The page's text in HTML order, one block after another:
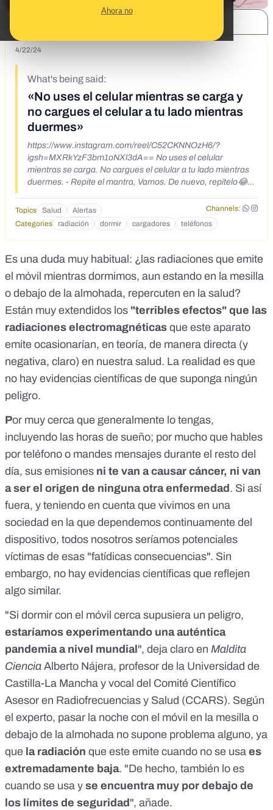
Ahora no
4/22/24
What's being said:
«No uses el celular mientras se carga y
no cargues el celular a tu lado mientras
duermes»
https://www.instagram.com/reel/C52CKNNOzH6/?
igsh=MXRkYzF3bm1oNXl3dA== No uses el celular
mientras se carga. No cargues el celular a tu lado mientras
duermes. - Repite el mantra, Vamos. De nuevo, repítelo😂💃
leyendo esto con el celular enchufado… desenchúfalo!😁✌️ -
Créditos a @supervivir_chile por la gran asesoría que recibí
hoy en mi hogar, faltan detalles, pero se que estoy en zona
segura😎🕺🚫 📡 - Instrumento: medidor de campos
eléctricos y magnéticos de baja frecuencia Gigahertz-
Solutions NFA1000. Cuenta con la precisión necesaria para
realizar mediciones de campos de baja frecuencia siguiendo
los criterios de la TCO y bioconstrucción (IBN/SBM). - Los
campos eléctricos y magnéticos de baja frecuencia
aumentan la tensión inducida del cuerpo lo que se traduce
en inflamación de bajo grado y estrés oxidativo. Esta tensión
se puede medir con un multímetro digital de alta
sensibilidad, un electrodo, un cable de puesta a tierra y una
pinza. Medir esta tensión inducida es una forma de
proporcionar información sobre el impacto de los campos
hicimos luego de grabar el video (medimos la tensión en mi
cuerpo pero no pude grabar porque obviamente no podía
estar con el celular) y el aumento -así como en el video- fue
exponencial (clínicamente aumentó mi frecuencia cardiaca
de 53 a 85 lpm)
Topics Salud Alertas
Channels:
Categories
radiación dormir cargadores teléfonos
Es una duda muy habitual: ¿las radiaciones que emite
el móvil mientras dormimos, aun estando en la mesilla
o debajo de la almohada, repercuten en la salud?
Están muy extendidos los "terribles efectos" que las
radiaciones electromagnéticas que este aparato
emite ocasionarían, en teoría, de manera directa (y
negativa, claro) en nuestra salud. La realidad es que
no hay evidencias científicas de que suponga ningún
peligro.
Por muy cerca que generalmente lo tengas,
incluyendo las horas de sueño; por mucho que hables
por teléfono o mandes mensajes durante el resto del
día, sus emisiones ni te van a causar cáncer, ni van
a ser el origen de ninguna otra enfermedad . Si así
fuera, y teniendo en cuenta que vivimos en una
sociedad en la que dependemos continuamente del
dispositivo, todos nosotros seríamos potenciales
víctimas de esas "fatídicas consecuencias". Sin
embargo, no hay evidencias científicas que reflejen
algo similar.
"Si dormir con el móvil cerca supusiera un peligro,
estaríamos experimentando una auténtica
pandemia a nivel mundial ", deja claro en Maldita
Ciencia Alberto Nájera, profesor de la Universidad de
Castilla-La Mancha y vocal del Comité Científico
Asesor en Radiofrecuencias y Salud (CCARS). Según
el experto, pasar la noche con el móvil en la mesilla o
debajo de la almohada no supone problema alguno, ya
que la radiación que este emite cuando no se usa es
extremadamente baja. "De hecho, también lo es
cuando se usa y se encuentra muy por debajo de
los límites de seguridad ", añade.